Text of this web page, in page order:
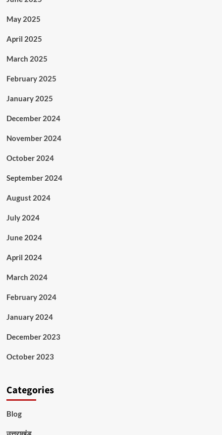
May 2025
April 2025
March 2025
February 2025
January 2025
December 2024
November 2024
October 2024
September 2024
August 2024
July 2024
June 2024
April 2024
March 2024
February 2024
January 2024
December 2023
October 2023
Categories
Blog